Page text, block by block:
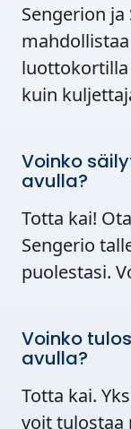
Sengerion
kuin
Voinko
avulla?
Totta kai!
Sengerio
puolestasi.
Voinko
avulla?
Totta kai.
voit tulostaa